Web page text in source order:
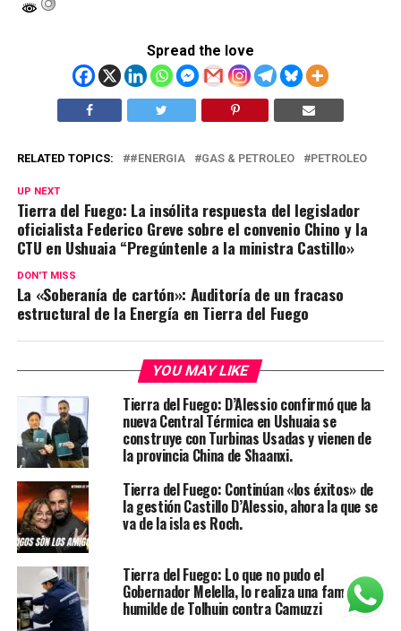
Spread the love
RELATED TOPICS: #ENERGIA GAS & PETROLEO PETROLEO
UP NEXT
Tierra del Fuego: La insólita respuesta del legislador
oficialista Federico Greve sobre el convenio Chino y la
CTU en Ushuaia “Pregúntenle a la ministra Castillo»
DON'T MISS
La «Soberanía de cartón»: Auditoría de un fracaso
estructural de la Energía en Tierra del Fuego
YOU MAY LIKE
Tierra del Fuego: D’Alessio confirmó que la
nueva Central Térmica en Ushuaia se
construye con Turbinas Usadas y vienen de
la provincia China de Shaanxi.
Tierra del Fuego: Continúan «los éxitos» de
la gestión Castillo D’Alessio, ahora la que se
va de la isla es Roch.
Tierra del Fuego: Lo que no pudo el
Gobernador Melella, lo realiza una familia
humilde de Tolhuin contra Camuzzi